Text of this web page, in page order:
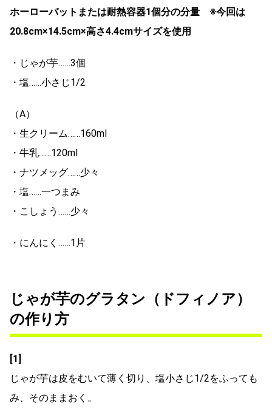
ホーローバットまたは耐熱容器1個分の分量 ※今回は
20.8cm×14.5cm×高さ4.4cmサイズを使用
・じゃが芋……3個
・塩……小さじ1/2
（A）
・生クリーム……160ml
・牛乳……120ml
・ナツメッグ……少々
・塩……一つまみ
・こしょう……少々
・にんにく……1片
じゃが芋のグラタン（ドフィノア）
の作り方
[1]
じゃが芋は皮をむいて薄く切り、塩小さじ1/2をふっても
み、そのままおく。